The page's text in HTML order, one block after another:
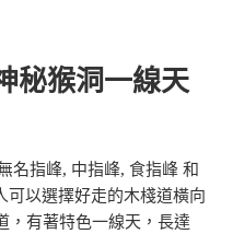
秘猴洞一線天
名指峰, 中指峰, 食指峰 和
可以選擇好走的木棧道橫向
，有著特色一線天，長達